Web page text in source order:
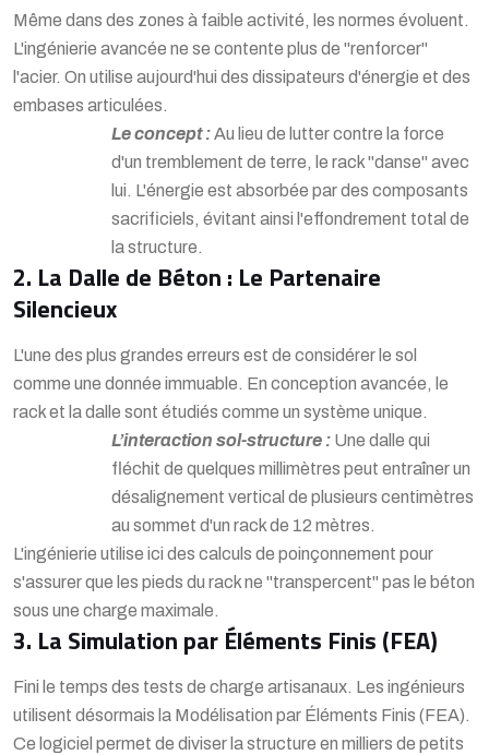
Même dans des zones à faible activité, les normes évoluent.
L'ingénierie avancée ne se contente plus de "renforcer"
l'acier. On utilise aujourd'hui des dissipateurs d'énergie et des
embases articulées.
Le concept :Au lieu de lutter contre la force
d'un tremblement de terre, le rack "danse" avec
lui. L'énergie est absorbée par des composants
sacrificiels, évitant ainsi l'effondrement total de
la structure.
2. La Dalle de Béton : Le Partenaire
Silencieux
L'une des plus grandes erreurs est de considérer le sol
comme une donnée immuable. En conception avancée, le
rack et la dalle sont étudiés comme un système unique.
L’interaction sol-structure : Une dalle qui
fléchit de quelques millimètres peut entraîner un
désalignement vertical de plusieurs centimètres
au sommet d'un rack de 12 mètres.
L'ingénierie utilise ici des calculs de poinçonnement pour
s'assurer que les pieds du rack ne "transpercent" pas le béton
sous une charge maximale.
3. La Simulation par Éléments Finis (FEA)
Fini le temps des tests de charge artisanaux. Les ingénieurs
utilisent désormais la Modélisation par Éléments Finis (FEA).
Ce logiciel permet de diviser la structure en milliers de petits